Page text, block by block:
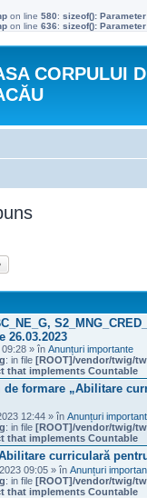
on line 580: sizeof():
on line 636: sizeof():
CORPULUI
26.03.2023
09:28 » în Anunțuri importante
: in file [ROOT]/vendor/twig/
that implements Countable
formare „Abilitare
12:44 » în Anunțuri
: in file [ROOT]/vendor/twig/
that implements Countable
curriculară
09:05 » în Anunțuri
: in file [ROOT]/vendor/twig/
that implements Countable